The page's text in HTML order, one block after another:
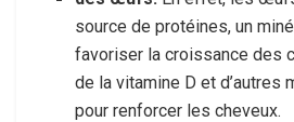
source de protéines, un
favoriser la croissance des
de la vitamine D et d’autres
pour renforcer les cheveux.